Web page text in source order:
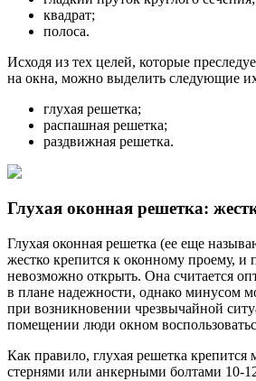
квадрат;
полоса.
Исходя из тех целей, которые
на окна, можно выделить следующие
глухая решетка;
распашная решетка;
раздвижная решетка.
Глухая оконная решетка:
Глухая оконная решетка (ее еще
жестко крепится к оконному проему, и
невозможно открыть. Она считается
в плане надежности, однако минусом
при возникновении чрезвычайной
помещении люди окном
Как правило, глухая решетка крепится
стернями или анкерными болтами 10-